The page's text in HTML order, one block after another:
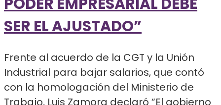
SER EL AJUSTADO”
Frente al acuerdo de la CGT y la Unión
Industrial para bajar salarios, que contó
con la homologación del Ministerio de
Trabajo, Luis Zamora declaró “El gobierno